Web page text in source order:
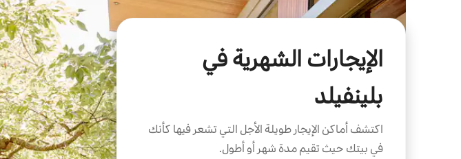
الإيجارات الشهرية في
بلينفيلد
اكتشف أماكن الإيجار طويلة الأجل التي تشعر فيها كأنك
في بيتك حيث تقيم مدة شهر أو أطول.